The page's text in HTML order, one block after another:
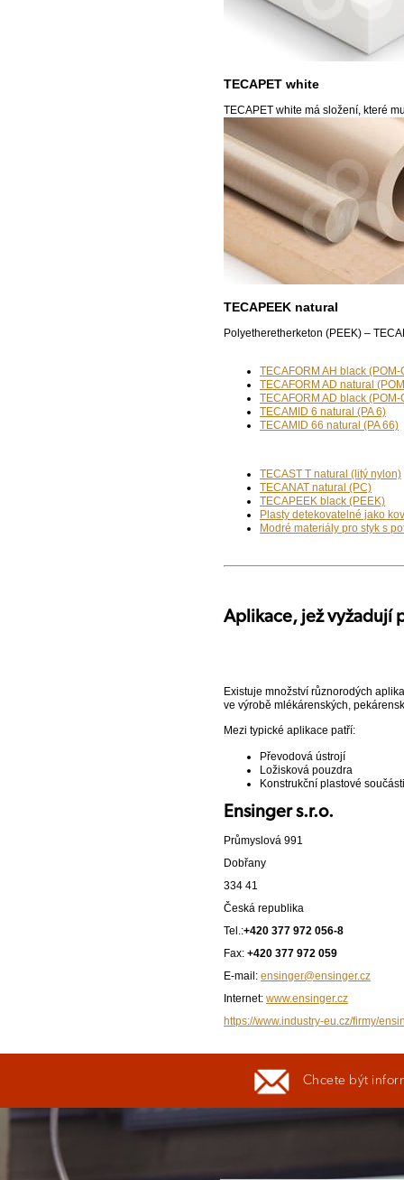
TECAPET white
TECAPET white má složení, které
TECAPEEK natural
Polyetheretherketon (PEEK) –
TECAFORM AH black (POM-
TECAFORM AD natural
TECAFORM AD black (POM-
TECAMID 6 natural (PA 6)
TECAMID 66 natural (PA 66)
TECAST T natural (litý nylon)
TECANAT natural (PC)
TECAPEEK black (PEEK)
Plasty detekovatelné jako
Modré materiály pro styk s
Aplikace, jež vyžadují
Existuje množství různorodých
ve výrobě mlékárenských,
Mezi typické aplikace patří:
Převodová ústrojí
Ložisková pouzdra
Konstrukční plastové
Ensinger s.r.o.
Průmyslová 991
Dobřany
334 41
Česká republika
Tel.:+420 377 972 056-8
Fax: +420 377 972 059
E-mail: ensinger@ensinger.cz
Internet: www.ensinger.cz
https://www.industry-eu.cz/firmy/
Chcete být